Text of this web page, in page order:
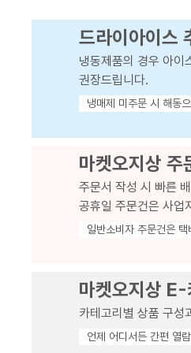
드라이아이스
냉동제품의 경우 아이
권장드립니다.
냉매제 미주문 시 해동
마켓오지상
주문서 작성 시 빠른
공휴일 주문건은 사업
일반소비자 주문건은 택
마켓오지상
카테고리별 상품 구성
언제 어디서든 간편 열람